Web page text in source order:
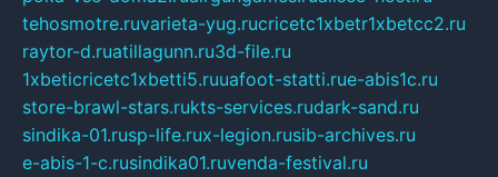
tehosmotre.ruvarieta-yug.rucricetc1xbetr1xbetcc2.ru
raytor-d.ruatillagunn.ru3d-file.ru
1xbeticricetc1xbetti5.ruuafoot-statti.rue-abis1c.ru
store-brawl-stars.rukts-services.rudark-sand.ru
sindika-01.rusp-life.rux-legion.rusib-archives.ru
e-abis-1-c.rusindika01.ruvenda-festival.ru